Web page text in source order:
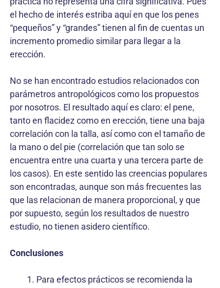
el hecho de interés estriba aquí en que los penes
“pequeños” y “grandes” tienen al fin de cuentas un
incremento promedio similar para llegar a la
erección.
No se han encontrado estudios relacionados con
parámetros antropológicos como los propuestos
por nosotros. El resultado aquí es claro: el pene,
tanto en flacidez como en erección, tiene una baja
correlación con la talla, así como con el tamaño de
la mano o del pie (correlación que tan solo se
encuentra entre una cuarta y una tercera parte de
los casos). En este sentido las creencias populares
son encontradas, aunque son más frecuentes las
que las relacionan de manera proporcional, y que
por supuesto, según los resultados de nuestro
estudio, no tienen asidero científico.
Conclusiones
Para efectos prácticos se recomienda la